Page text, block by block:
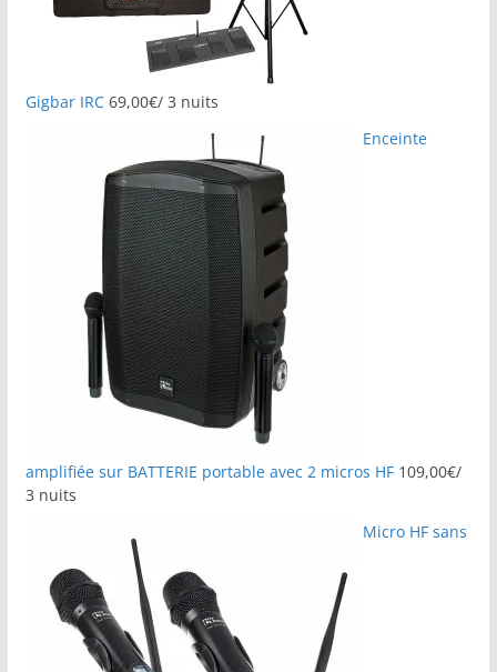
Gigbar IRC 69,00€/ 3 nuits
Enceinte
amplifiée sur BATTERIE portable avec 2 micros HF 109,00€/
3 nuits
Micro HF sans